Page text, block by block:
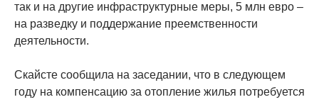
так и на другие инфраструктурные меры, 5 млн евро –
на разведку и поддержание преемственности
деятельности.
Скайсте сообщила на заседании, что в следующем
году на компенсацию за отопление жилья потребуется